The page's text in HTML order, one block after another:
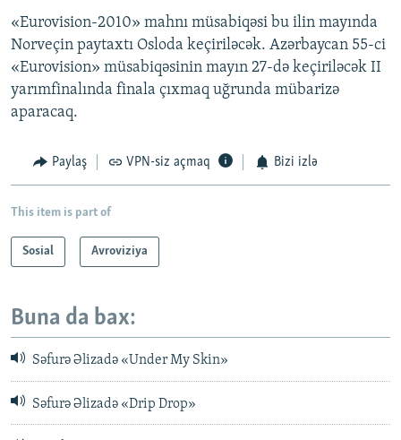
«Eurovision-2010» mahnı müsabiqəsi bu ilin mayında
Norveçin paytaxtı Osloda keçiriləcək. Azərbaycan 55-ci
«Eurovision» müsabiqəsinin mayın 27-də keçiriləcək II
yarımfinalında finala çıxmaq uğrunda mübarizə
aparacaq.
Paylaş VPN-siz açmaq Bizi izlə
This item is part of
Sosial Avroviziya
Buna da bax:
Səfurə Əlizadə «Under My Skin»
Səfurə Əlizadə «Drip Drop»